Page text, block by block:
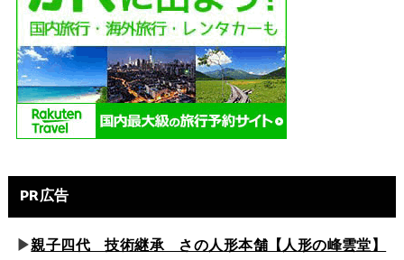
PR広告
▶親子四代 技術継承 さの人形本舗【人形の峰雲堂】